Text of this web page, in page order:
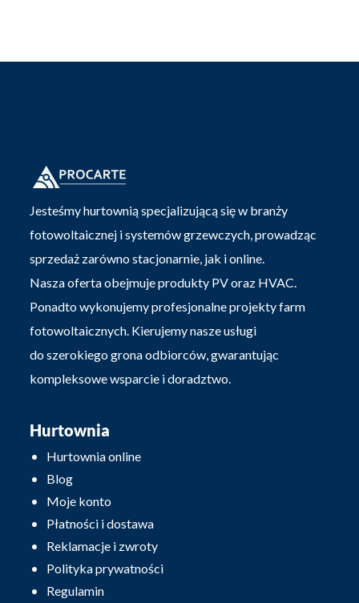
Jesteśmy hurtownią specjalizującą się w branży
fotowoltaicznej i systemów grzewczych, prowadząc
sprzedaż zarówno stacjonarnie, jak i online.
Nasza oferta obejmuje produkty PV oraz HVAC.
Ponadto wykonujemy profesjonalne projekty farm
fotowoltaicznych. Kierujemy nasze usługi
do szerokiego grona odbiorców, gwarantując
kompleksowe wsparcie i doradztwo.
Hurtownia
Hurtownia online
Blog
Moje konto
Płatności i dostawa
Reklamacje i zwroty
Polityka prywatności
Regulamin